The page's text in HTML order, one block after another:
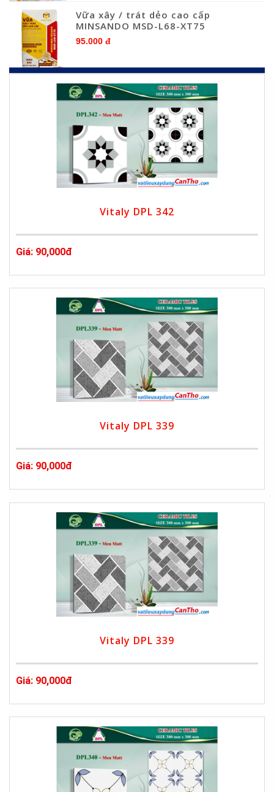
Vữa xây / trát dẻo cao cấp
MINSANDO MSD-L68-XT75
95.000 đ
Vitaly DPL 342
Giá: 90,000đ
Vitaly DPL 339
Giá: 90,000đ
Vitaly DPL 339
Giá: 90,000đ